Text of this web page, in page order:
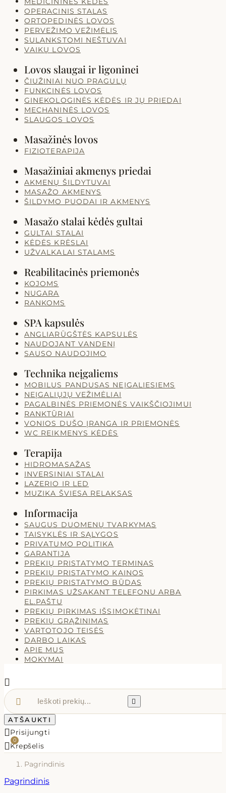
OPERACINIS STALAS
ORTOPEDINĖS LOVOS
PERVEŽIMO VEŽIMĖLIS
SULANKSTOMI NEŠTUVAI
VAIKŲ LOVOS
Lovos slaugai ir ligoninei
ČIUŽINIAI NUO PRAGULŲ
FUNKCINĖS LOVOS
GINEKOLOGINĖS KĖDĖS IR JŲ PRIEDAI
MECHANINĖS LOVOS
SLAUGOS LOVOS
Masažinės lovos
FIZIOTERAPIJA
Masažiniai akmenys priedai
AKMENŲ ŠILDYTUVAI
MASAŽO AKMENYS
ŠILDYMO PUODAI IR AKMENYS
Masažo stalai kėdės gultai
GULTAI STALAI
KĖDĖS KRĖSLAI
UŽVALKALAI STALAMS
Reabilitacinės priemonės
KOJOMS
NUGARA
RANKOMS
SPA kapsulės
ANGLIARŪGŠTĖS KAPSULĖS
NAUDOJANT VANDENĮ
SAUSO NAUDOJIMO
Technika neįgaliems
MOBILUS PANDUSAS NEĮGALIESIEMS
NEĮGALIŲJŲ VEŽIMĖLIAI
PAGALBINĖS PRIEMONĖS VAIKŠČIOJIMUI
RANKTŪRIAI
VONIOS DUŠO ĮRANGA IR PRIEMONĖS
WC REIKMENYS KĖDĖS
Terapija
HIDROMASAŽAS
INVERSINIAI STALAI
LAZERIO IR LED
MUZIKA ŠVIESA RELAKSAS
Informacija
SAUGUS DUOMENŲ TVARKYMAS
TAISYKLĖS IR SĄLYGOS
PRIVATUMO POLITIKA
GARANTIJA
PREKIŲ PRISTATYMO TERMINAS
PREKIŲ PRISTATYMO KAINOS
PREKIŲ PRISTATYMO BŪDAS
PIRKIMAS UŽSAKANT TELEFONU ARBA
EL.PAŠTU
PREKIŲ PIRKIMAS IŠSIMOKĖTINAI
PREKIŲ GRĄŽINIMAS
VARTOTOJO TEISĖS
DARBO LAIKAS
APIE MUS
MOKYMAI

 
ATŠAUKTI
Prisijungti
Krepšelis
0
Pagrindinis
Pagrindinis